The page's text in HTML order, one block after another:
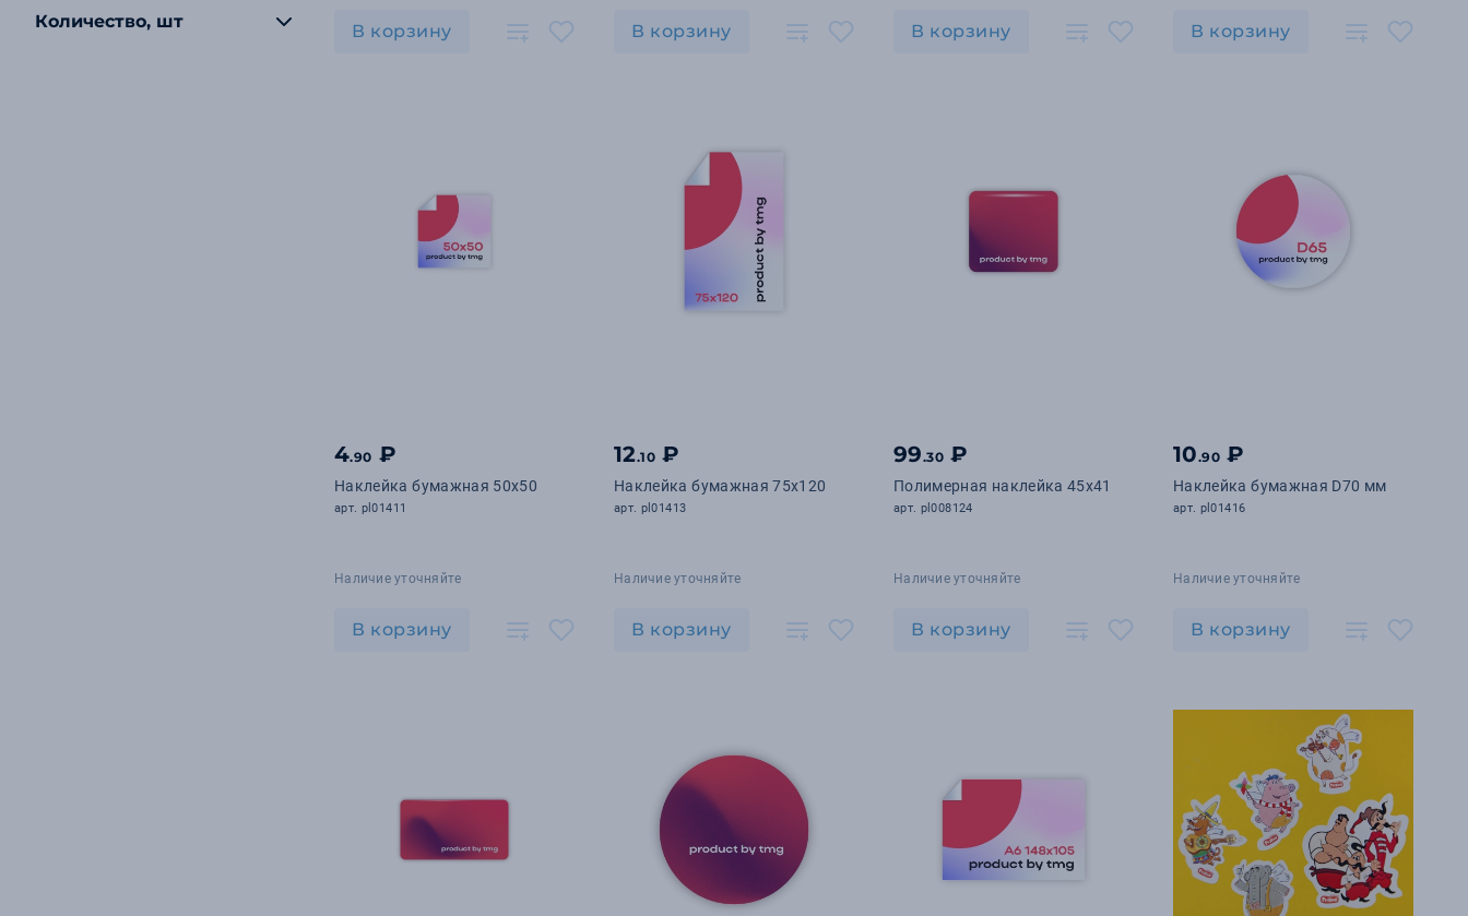
Количество, шт В корзину В корзину В корзину В корзину
4.90 ₽
Наклейка бумажная 50х50
арт. pl01411
Наличие уточняйте
В корзину
12.10 ₽
Наклейка бумажная 75х120
арт. pl01413
Наличие уточняйте
В корзину
99.30 ₽
Полимерная наклейка 45х41
арт. pl008124
Наличие уточняйте
В корзину
10.90 ₽
Наклейка бумажная D70 мм
арт. pl01416
Наличие уточняйте
В корзину